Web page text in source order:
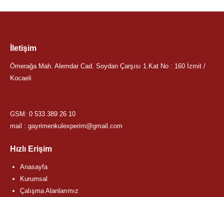
İletişim
Ömerağa Mah. Alemdar Cad. Soydan Çarşısı 1.Kat No : 160 İzmit /
Kocaeli
GSM: 0 533 389 26 10
mail : gayrimenkulexperim@gmail.com
Hızlı Erişim
Anasayfa
Kurumsal
Çalışma Alanlarımız